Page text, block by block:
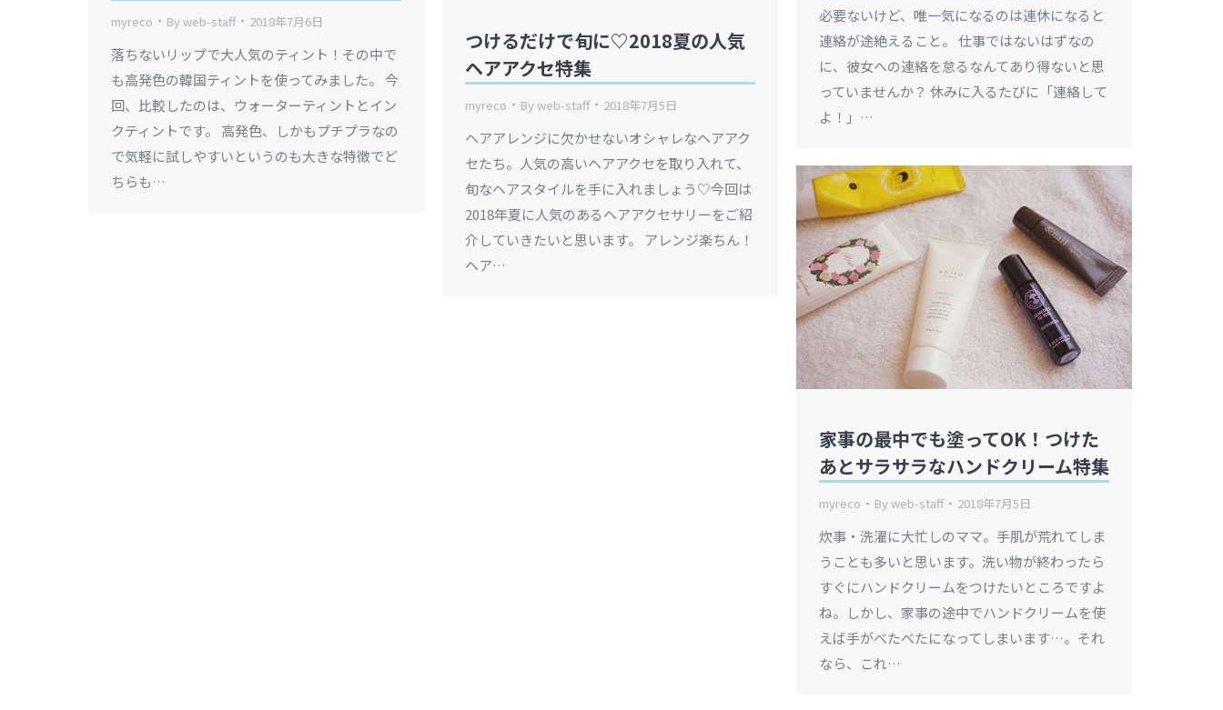
必要ないけど、唯一気になるのは連休になると
連絡が途絶えること。 仕事ではないはずなの
に、彼女への連絡を怠るなんてあり得ないと思
っていませんか？ 休みに入るたびに「連絡して
よ！」…
myreco Byweb-staff 2018年7月6日
落ちないリップで大人気のティント！その中で
も高発色の韓国ティントを使ってみました。 今
回、比較したのは、ウォーターティントとイン
クティントです。 高発色、しかもプチプラなの
で気軽に試しやすいというのも大きな特徴でど
ちらも…
つけるだけで旬に♡2018夏の人気
ヘアアクセ特集
myreco Byweb-staff 2018年7月5日
ヘアアレンジに欠かせないオシャレなヘアアク
セたち。人気の高いヘアアクセを取り入れて、
旬なヘアスタイルを手に入れましょう♡今回は
2018年夏に人気のあるヘアアクセサリーをご紹
介していきたいと思います。 アレンジ楽ちん！
ヘア…
家事の最中でも塗ってOK！つけた
あとサラサラなハンドクリーム特集
myreco Byweb-staff 2018年7月5日
炊事・洗濯に大忙しのママ。手肌が荒れてしま
うことも多いと思います。洗い物が終わったら
すぐにハンドクリームをつけたいところですよ
ね。しかし、家事の途中でハンドクリームを使
えば手がべたべたになってしまいます…。それ
なら、これ…